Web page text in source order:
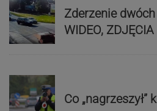
Zderzenie
WIDEO, ZDJĘCIA
Co